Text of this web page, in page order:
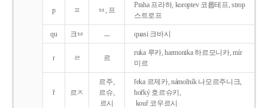
p ㅍ ㅂ, 프
Praha 프라하, koroptev 코롭테프, strop
스트로프
qu 크ㅂ ㅡ quasi 크바시
r ㄹ 르
ruka 루카, harmonika 하르모니카, mír
미르
ř 르ㅈ
르주,
르슈,
르시
řeka 르제카, námořník 나모르주니크,
hořký 호르슈키,
kouř 코우르시